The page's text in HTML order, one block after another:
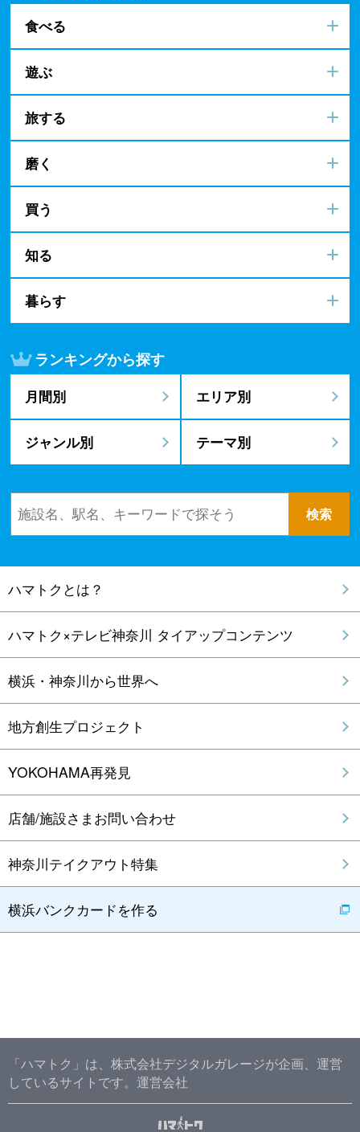
食べる
遊ぶ
旅する
磨く
買う
知る
暮らす
ランキングから探す
月間別 エリア別
ジャンル別 テーマ別
ハマトクとは？
ハマトク×テレビ神奈川 タイアップコンテンツ
横浜・神奈川から世界へ
地方創生プロジェクト
YOKOHAMA再発見
店舗/施設さまお問い合わせ
神奈川テイクアウト特集
横浜バンクカードを作る
「ハマトク」は、株式会社デジタルガレージが企画、運営
しているサイトです。 運営会社